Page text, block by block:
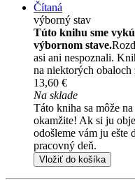
Čítaná
výborný stav
Túto knihu sme
výbornom stave.
asi ani nespoznali.
na niektorých obaloch
13,60 €
Na sklade
Táto kniha sa môže
okamžite! Ak si ju
odošleme vám ju ešte
pracovný deň.
Vložiť do košíka